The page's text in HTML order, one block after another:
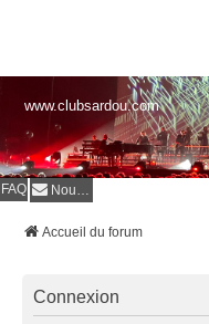
www.clubsardou.com
FAQ Nous contacter
Accueil du forum
Connexion